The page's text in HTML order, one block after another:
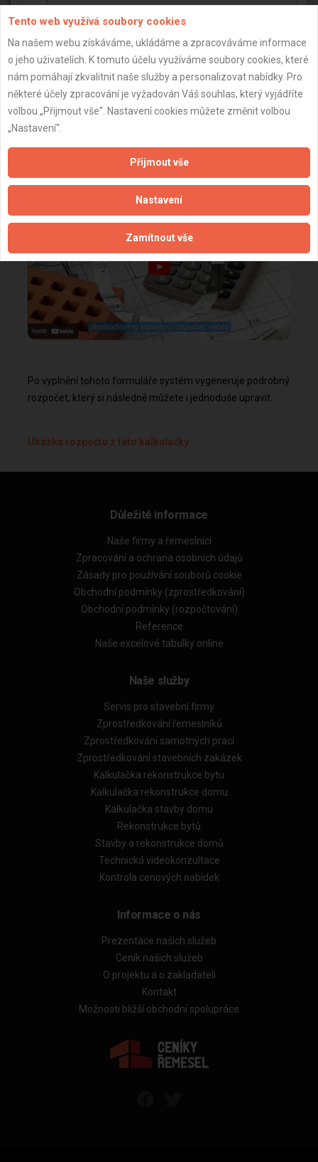
Pochopte automatický rozpočet ve
třech minutách...
Po vyplnění tohoto formuláře systém vygeneruje podrobný
rozpočet, který si následně můžete i jednoduše upravit.
Ukázka rozpočtu z této kalkulačky
Důležité informace
Naše firmy a řemeslníci
Zpracování a ochrana osobních údajů
Zásady pro používání souborů cookie
Obchodní podmínky (zprostředkování)
Obchodní podmínky (rozpočtování)
Reference
Naše excelové tabulky online
Naše služby
Servis pro stavební firmy
Zprostředkování řemeslníků
Zprostředkování samotných prací
Zprostředkování stavebních zakázek
Kalkulačka rekonstrukce bytu
Kalkulačka rekonstrukce domu
Kalkulačka stavby domu
Rekonstrukce bytů
Stavby a rekonstrukce domů
Technická videokonzultace
Kontrola cenových nabídek
Informace o nás
Prezentace našich služeb
Ceník našich služeb
O projektu a o zakladateli
Kontakt
Možnosti bližší obchodní spolupráce
Tento web využívá soubory cookies
Na našem webu získáváme, ukládáme a zpracováváme informace
o jeho uživatelích. K tomuto účelu využíváme soubory cookies, které
nám pomáhají zkvalitnit naše služby a personalizovat nabídky. Pro
některé účely zpracování je vyžadován Váš souhlas, který vyjádříte
volbou „Přijmout vše“. Nastavení cookies můžete změnit volbou
„Nastavení“.
Přijmout vše
Nastavení
Zamítnout vše